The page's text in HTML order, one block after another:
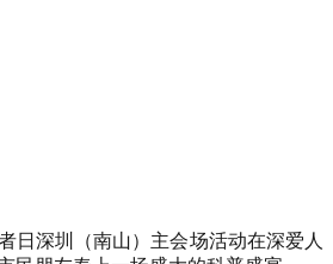
日深圳（南山）主会场活动在深爱人